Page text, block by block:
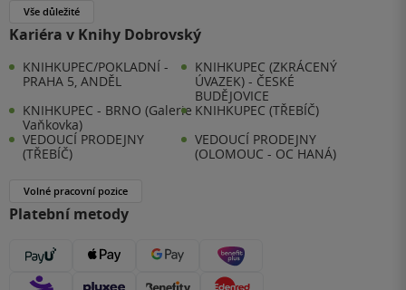
Vše důležité
Kariéra v Knihy Dobrovský
KNIHKUPEC/POKLADNÍ -
PRAHA 5, ANDĚL
KNIHKUPEC (ZKRÁCENÝ
ÚVAZEK) - ČESKÉ
BUDĚJOVICE
KNIHKUPEC - BRNO (Galerie
Vaňkovka)
KNIHKUPEC (TŘEBÍČ)
VEDOUCÍ PRODEJNY
(TŘEBÍČ)
VEDOUCÍ PRODEJNY
(OLOMOUC - OC HANÁ)
Volné pracovní pozice
Platební metody